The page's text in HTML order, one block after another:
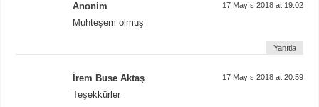
Anonim 17 Mayıs 2018 at 19:02
Muhteşem olmuş
Yanıtla
İrem Buse Aktaş 17 Mayıs 2018 at 20:59
Teşekkürler